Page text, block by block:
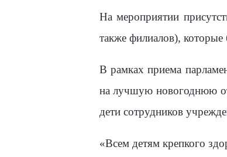
На мероприятии
также филиалов),
В рамках приема
на лучшую новогоднюю
дети сотрудников
«Всем детям крепкого